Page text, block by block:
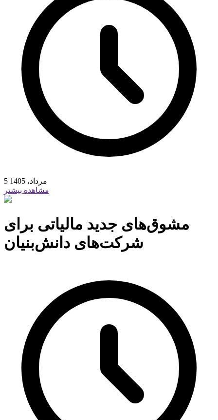
5 مرداد، 1405
مشاهده بیشتر
مشوق‏‌های جدید مالیاتی برای
شرکت‏‌های دانش‌بنیان